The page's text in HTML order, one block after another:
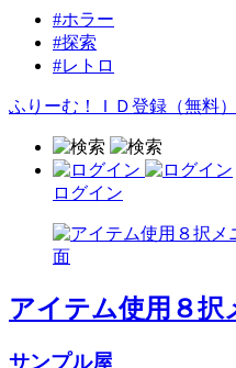
#ホラー
#探索
#レトロ
ふりーむ！ＩＤ登録（無料）
ログイン
アイテム使用８
サンプル屋